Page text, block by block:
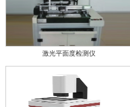
激光平面度检测仪